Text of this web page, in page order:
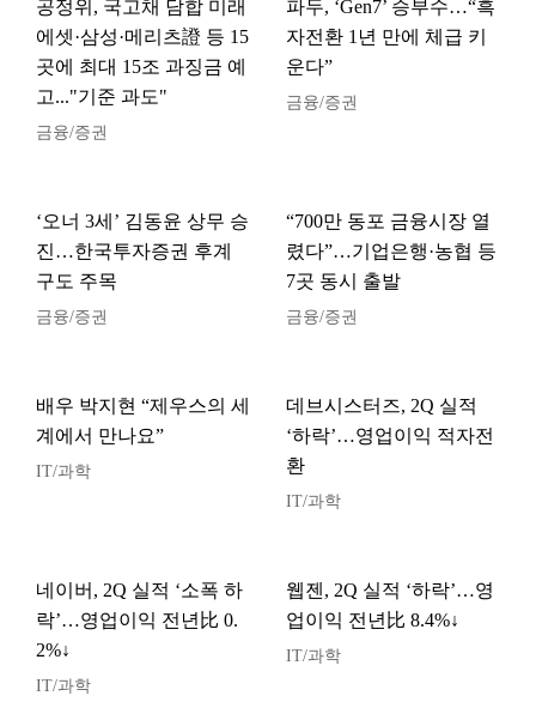
공정위, 국고채 담합 미래
에셋·삼성·메리츠證 등 15
곳에 최대 15조 과징금 예
고..."기준 과도"
금융/증권
파두, ‘Gen7’ 승부수…“흑
자전환 1년 만에 체급 키
운다”
금융/증권
‘오너 3세’ 김동윤 상무 승
진…한국투자증권 후계
구도 주목
금융/증권
“700만 동포 금융시장 열
렸다”…기업은행·농협 등
7곳 동시 출발
금융/증권
배우 박지현 “제우스의 세
계에서 만나요”
IT/과학
데브시스터즈, 2Q 실적
‘하락’…영업이익 적자전
환
IT/과학
네이버, 2Q 실적 ‘소폭 하
락’…영업이익 전년比 0.
2%↓
IT/과학
웹젠, 2Q 실적 ‘하락’…영
업이익 전년比 8.4%↓
IT/과학